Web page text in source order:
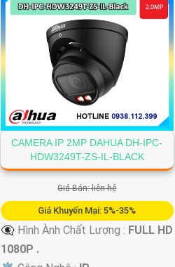
CAMERA IP 2MP DAHUA DH-IPC-
HDW3249T-ZS-IL-BLACK
Giá Bán: liên hệ
Giá Khuyến Mại: 5%-35%
👁️‍🗨 Hình Ành Chất Lượng : FULL HD
1080P .